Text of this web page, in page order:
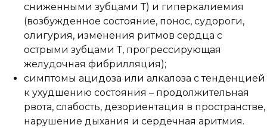
сниженными зубцами Т) и гиперкалиемия
(возбужденное состояние, понос, судороги,
олигурия, изменения ритмов сердца с
острыми зубцами Т, прогрессирующая
желудочная фибрилляция);
симптомы ацидоза или алкалоза с тенденцией
к ухудшению состояния – продолжительная
рвота, слабость, дезориентация в пространстве,
нарушение дыхания и сердечная аритмия.